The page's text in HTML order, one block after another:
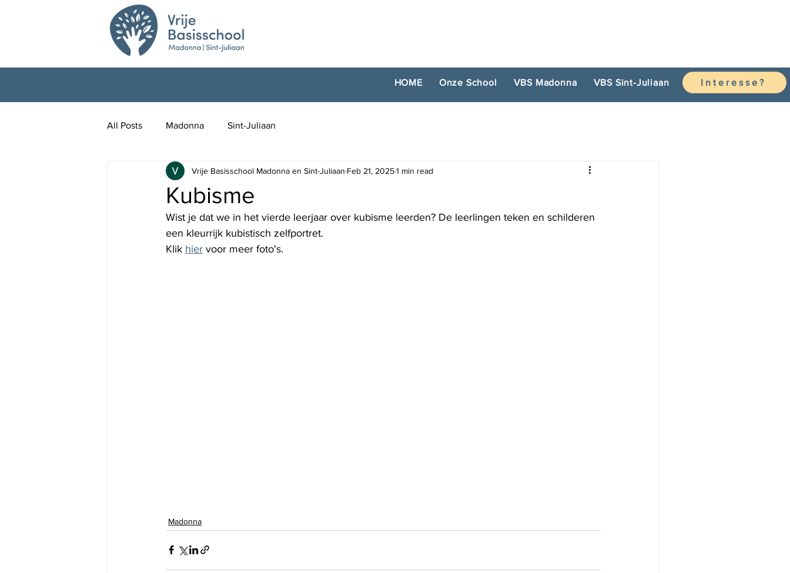
HOME Onze School VBS Madonna VBS Sint-Juliaan Interesse?
All Posts Madonna Sint-Juliaan
Kubisme
Vrije Basisschool Madonna en Sint-Juliaan Feb 21, 20251 min read
Wist je dat we in het vierde leerjaar over kubisme leerden? De leerlingen teken en schilderen
een kleurrijk kubistisch zelfportret.
Klik hier voor meer foto's.
Madonna